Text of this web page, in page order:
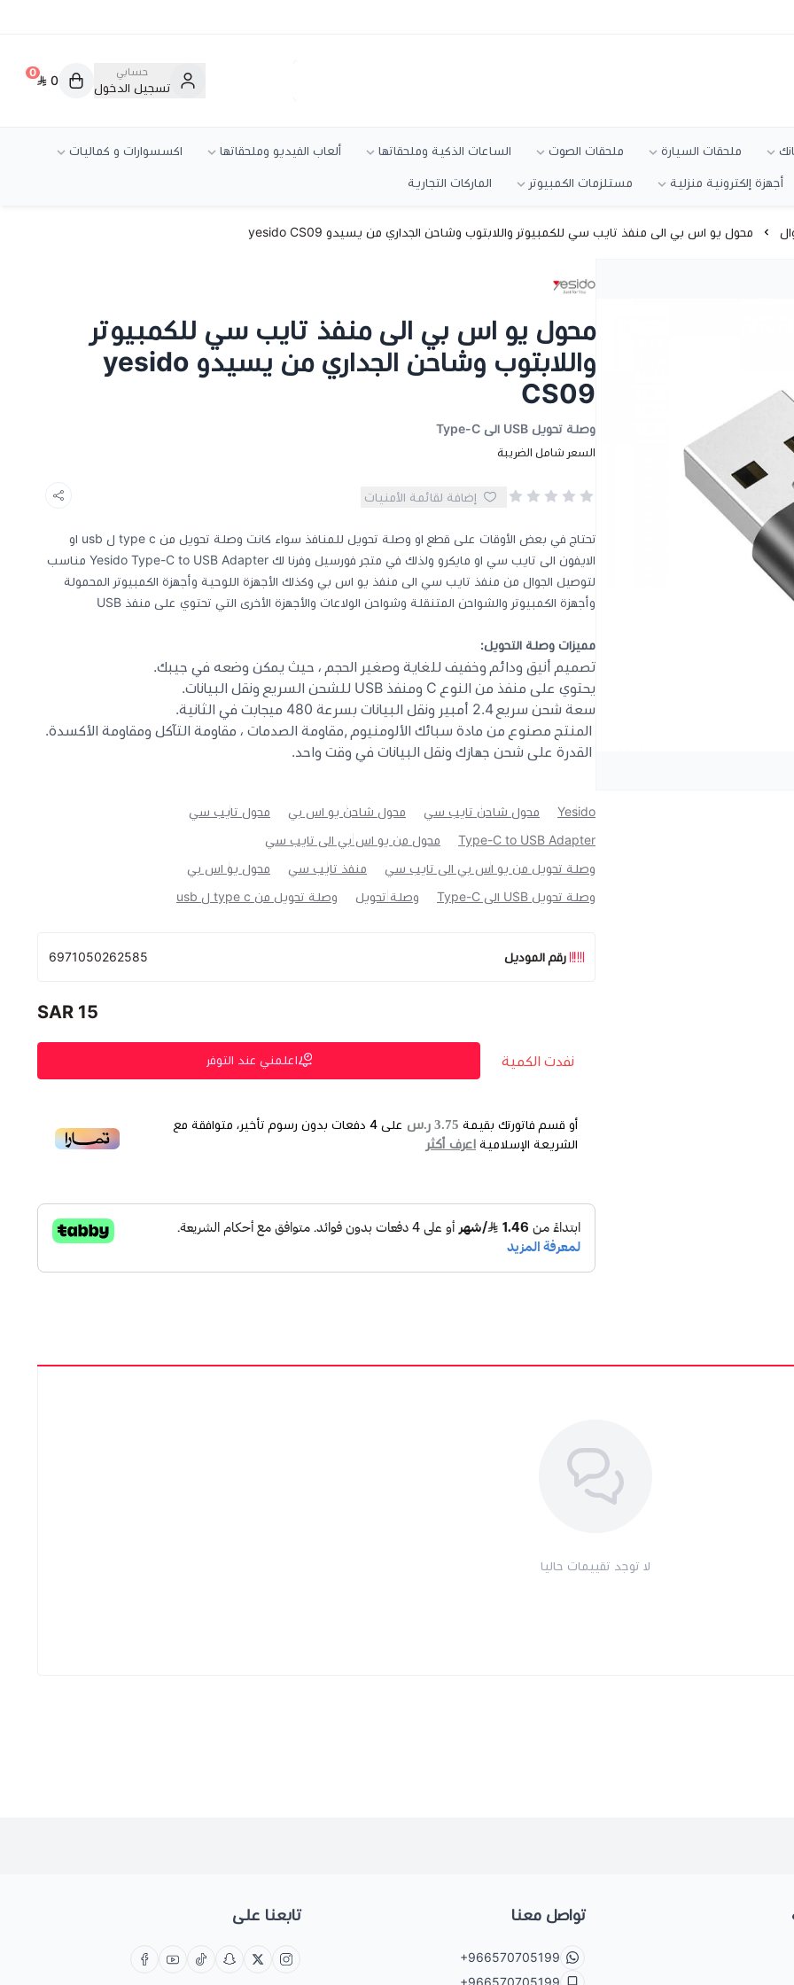
حسابي
تسجيل الدخول
0
0
ملحقات السيارة ملحقات الصوت الساعات الذكية وملحقاتها ألعاب الفيديو وملحقاتها اكسسوارات و كماليات
أجهزة إلكترونية منزلية مستلزمات الكمبيوتر الماركات التجارية
محول يو اس بي الى منفذ تايب سي للكمبيوتر واللابتوب وشاحن الجداري من يسيدو yesido CS09
محول يو اس بي الى منفذ تايب سي للكمبيوتر
واللابتوب وشاحن الجداري من يسيدو yesido
CS09
وصلة تحويل USB الى Type-C
السعر شامل الضريبة
إضافة لقائمة الأمنيات
تحتاج في بعض الأوقات على قطع او وصلة تحويل للمنافذ سواء كانت وصلة تحويل من type c ل usb او
الايفون الى تايب سي او مايكرو ولذلك في متجر فورسيل وفرنا لك Yesido Type-C to USB Adapter مناسب
لتوصيل الجوال من منفذ تايب سي الى منفذ يو اس بي وكذلك الأجهزة اللوحية وأجهزة الكمبيوتر المحمولة
وأجهزة الكمبيوتر والشواحن المتنقلة وشواحن الولاعات والأجهزة الأخرى التي تحتوي على منفذ USB
مميزات وصلة التحويل:
تصميم أنيق ودائم وخفيف للغاية وصغير الحجم ، حيث يمكن وضعه في جيبك.
يحتوي على منفذ من النوع C ومنفذ USB للشحن السريع ونقل البيانات.
سعة شحن سريع 2.4 أمبير ونقل البيانات بسرعة 480 ميجابت في الثانية.
المنتج مصنوع من مادة سبائك الألومنيوم ,مقاومة الصدمات ، مقاومة التآكل ومقاومة الأكسدة.
القدرة على شحن جهازك ونقل البيانات في وقت واحد.
Yesido محول شاحن تايب سي محول شاحن يو اس بي محول تايب سي
Type-C to USB Adapter محول من يو اس بي الى تايب سي
وصلة تحويل من يو اس بي الى تايب سي منفذ تايب سي محول يو اس بي
وصلة تحويل USB الى Type-C وصلة تحويل وصلة تحويل من type c ل usb
رقم الموديل 6971050262585
15 SAR
نفدت الكمية اعلمني عند التوفر
أو قسم فاتورتك بقيمة 3.75 ر.س على 4 دفعات بدون رسوم تأخير، متوافقة مع
الشريعة الإسلامية اعرف أكثر
لا توجد تقييمات حاليا
تواصل معنا
+966570705199
+966570705199
تابعنا على